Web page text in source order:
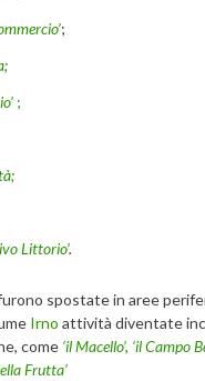
;
;
Littorio’.
spostate in aree
Irno attività diventate
come ‘il Macello’, ‘il Campo
Frutta’